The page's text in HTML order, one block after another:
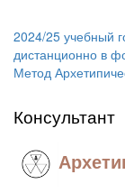
2024/25 учебный
дистанционно в
Метод
Консультант